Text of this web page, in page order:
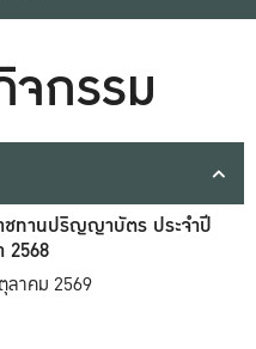
จกรรม
ชทานปริญญาบัตร ประจำปี
2568
ลาคม 2569